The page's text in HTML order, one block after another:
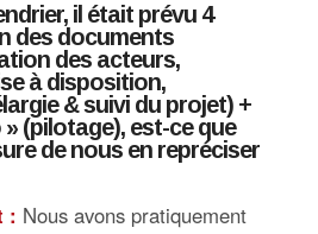
il était prévu 4
des documents
des acteurs,
à disposition,
& suivi du projet) +
(pilotage), est-ce que
de nous en repréciser
: Nous avons pratiquement